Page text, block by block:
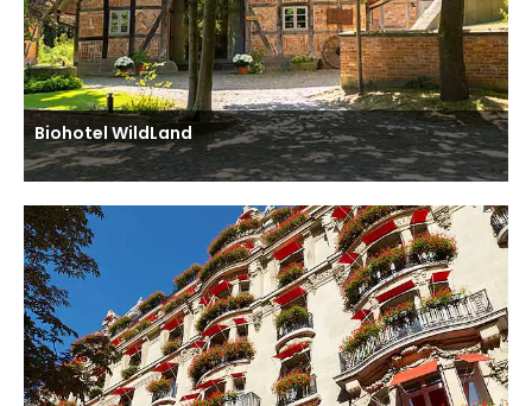
Biohotel WildLand